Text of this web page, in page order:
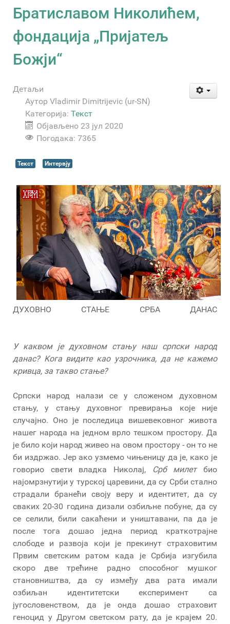
Братиславом Николићем,
фондација „Пријатељ
Божји“
Детаљи
Аутор Vladimir Dimitrijevic (ur-SN)
Категорија: Текст
Објављено 23 јул 2020
Погодака: 7365
Текст Интервју
ДУХОВНО СТАЊЕ СРБА ДАНАС
У каквом је духовном стању наш српски народ
данас? Kога видите као узрочника, да не кажемо
кривца, за такво стање?
Српски народ налази се у сложеном духовном
стању, у стању духовног превирања које није
случајно. Оно је последица вишевековног живота
нашег народа на једном врло тешком простору. Да
је било који народ живео на овом простору - он то не
би издржао. Јер ако узмемо чињеницу да је, како је
говорио свети владка Николај,
Срб милетбио
најомрзнутији у турској царевини, да су Срби стално
страдали бранећи своју веру и идентитет, да су
сваких 20-30 година дизали озбиљне побуне, да су
се селили, били сакаћени и уништавани, па да је
после тога дошао једна период краткотрајне
слободе и развоја који је прекинут страховитим
Првим светским ратом када је Србија изгубила
скоро две трећине радно способног мушког
становништва, да су између два рата имали
озбиљан идентитетски експеримент са
југословенством, да је онда дошао страховит
геноцид у Другом светском рату, да је крајем 20.